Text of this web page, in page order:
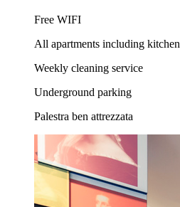
Free WIFI
All apartments including kitchen
Weekly cleaning service
Underground parking
Palestra ben attrezzata